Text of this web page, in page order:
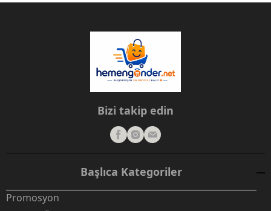
Bizi takip edin
Başlıca Kategoriler
Promosyon